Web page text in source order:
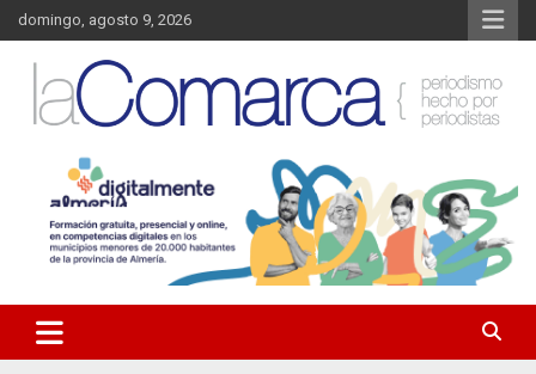
Saltar
al
contenido
domingo, agosto 9, 2026
La Comarca – Noticias del
Almanzora
Almanzora y sus localidades.